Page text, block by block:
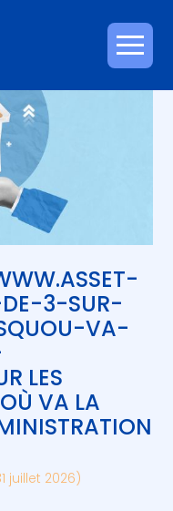
DE-3-SUR-
VA-
LES
VA LA
juillet 2026)